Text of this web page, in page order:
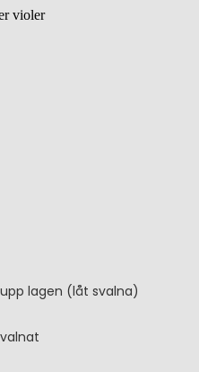
violer
lagen (låt svalna)